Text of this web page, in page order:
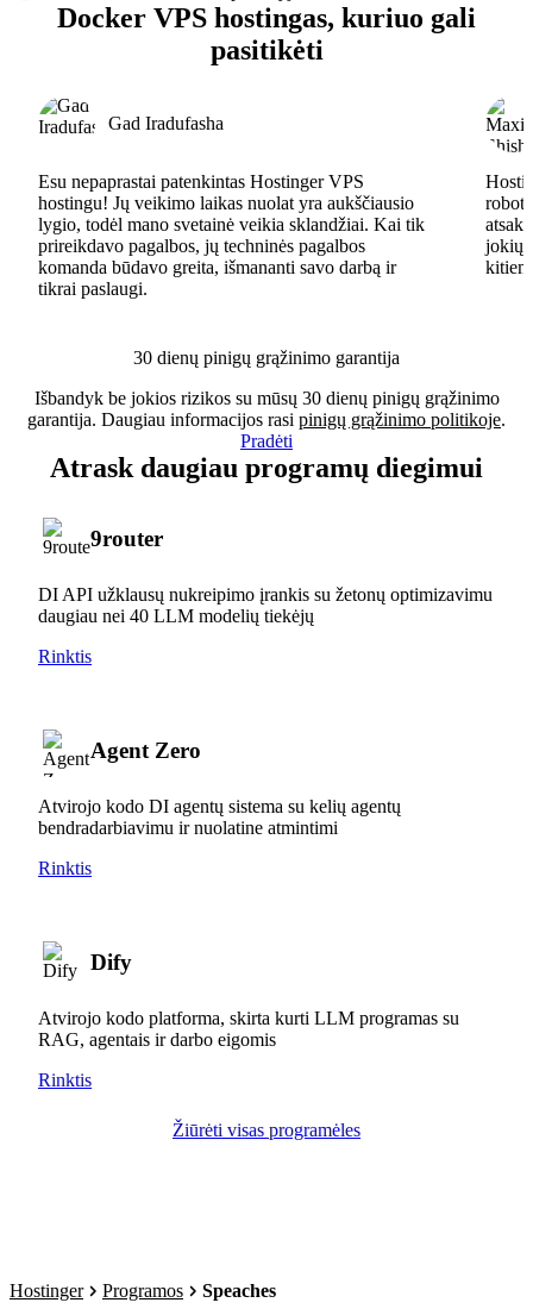
Docker VPS hostingas, kuriuo gali
pasitikėti
Gad Iradufasha
Esu nepaprastai patenkintas Hostinger VPS
hostingu! Jų veikimo laikas nuolat yra aukščiausio
lygio, todėl mano svetainė veikia sklandžiai. Kai tik
prireikdavo pagalbos, jų techninės pagalbos
komanda būdavo greita, išmananti savo darbą ir
tikrai paslaugi.
jokių
30 dienų pinigų grąžinimo garantija
Išbandyk be jokios rizikos su mūsų 30 dienų pinigų grąžinimo
garantija. Daugiau informacijos rasi pinigų grąžinimo politikoje.
Pradėti
Atrask daugiau programų diegimui
9router
DI API užklausų nukreipimo įrankis su žetonų optimizavimu
daugiau nei 40 LLM modelių tiekėjų
Rinktis
Agent Zero
Atvirojo kodo DI agentų sistema su kelių agentų
bendradarbiavimu ir nuolatine atmintimi
Rinktis
Dify
Atvirojo kodo platforma, skirta kurti LLM programas su
RAG, agentais ir darbo eigomis
Rinktis
Žiūrėti visas programėles
Hostinger Programos Speaches